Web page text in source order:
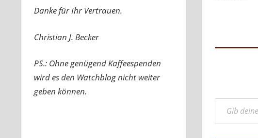
Gib deine E-Mail-Adresse ein ...
Danke für Ihr Vertrauen.
Christian J. Becker
PS.: Ohne genügend Kaffeespenden
wird es den Watchblog nicht weiter
geben können.